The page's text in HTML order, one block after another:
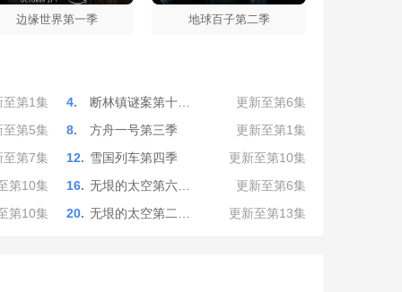
边缘世界第一季 地球百子第二季
至第1集 4. 断林镇谜案第十…
更新至第6集
至第5集 8. 方舟一号第三季
更新至第1集
至第7集 12. 雪国列车第四季
更新至第10集
第10集 16. 无垠的太空第六…
更新至第6集
第10集 20. 无垠的太空第二… 更新至第13集